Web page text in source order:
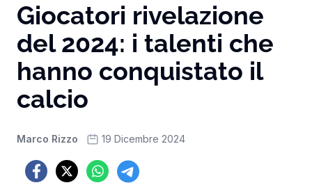
Giocatori rivelazione
del 2024: i talenti che
hanno conquistato il
calcio
Marco Rizzo 19 Dicembre 2024